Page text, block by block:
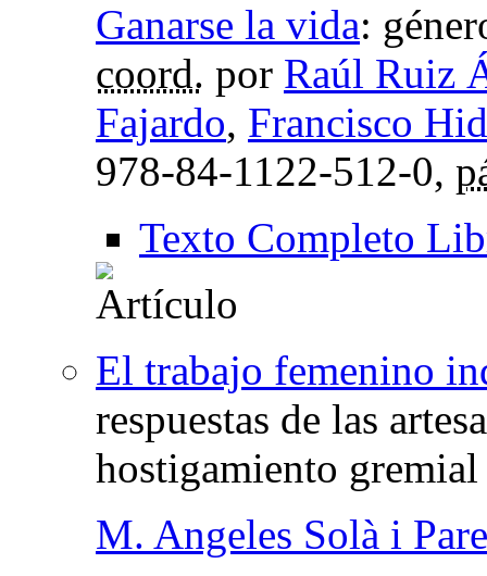
Ganarse la vida:
coord. por Raúl Ruiz
Fajardo, Francisco
978-84-1122-512-0,
Texto Completo
El trabajo femenino
respuestas de las
hostigamiento
M. Angeles Solà i